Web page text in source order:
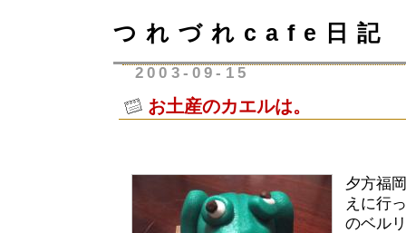
つれづれcafe日記
2003-09-15
お土産のカエルは。
夕方福
えに行
のベル